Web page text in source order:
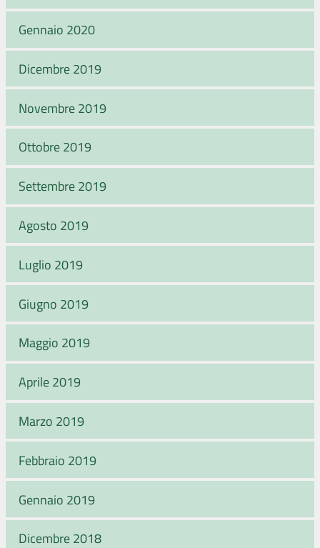
Gennaio 2020
Dicembre 2019
Novembre 2019
Ottobre 2019
Settembre 2019
Agosto 2019
Luglio 2019
Giugno 2019
Maggio 2019
Aprile 2019
Marzo 2019
Febbraio 2019
Gennaio 2019
Dicembre 2018